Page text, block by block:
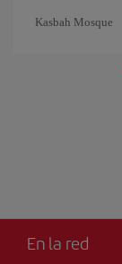
Kasbah Mosque
En la red